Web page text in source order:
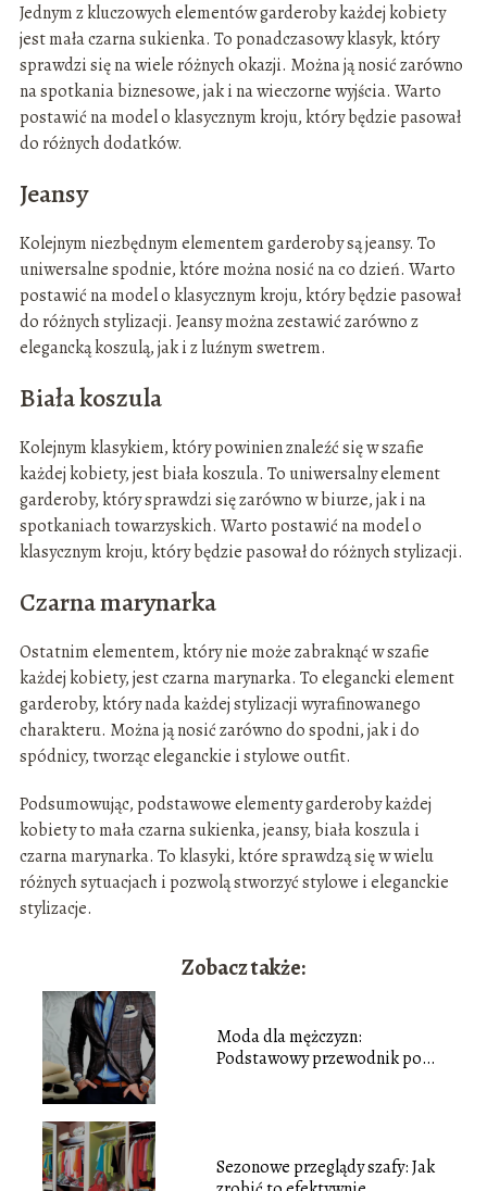
Jednym z kluczowych elementów garderoby każdej kobiety
jest mała czarna sukienka. To ponadczasowy klasyk, który
sprawdzi się na wiele różnych okazji. Można ją nosić zarówno
na spotkania biznesowe, jak i na wieczorne wyjścia. Warto
postawić na model o klasycznym kroju, który będzie pasował
do różnych dodatków.
Jeansy
Kolejnym niezbędnym elementem garderoby są jeansy. To
uniwersalne spodnie, które można nosić na co dzień. Warto
postawić na model o klasycznym kroju, który będzie pasował
do różnych stylizacji. Jeansy można zestawić zarówno z
elegancką koszulą, jak i z luźnym swetrem.
Biała koszula
Kolejnym klasykiem, który powinien znaleźć się w szafie
każdej kobiety, jest biała koszula. To uniwersalny element
garderoby, który sprawdzi się zarówno w biurze, jak i na
spotkaniach towarzyskich. Warto postawić na model o
klasycznym kroju, który będzie pasował do różnych stylizacji.
Czarna marynarka
Ostatnim elementem, który nie może zabraknąć w szafie
każdej kobiety, jest czarna marynarka. To elegancki element
garderoby, który nada każdej stylizacji wyrafinowanego
charakteru. Można ją nosić zarówno do spodni, jak i do
spódnicy, tworząc eleganckie i stylowe outfit.
Podsumowując, podstawowe elementy garderoby każdej
kobiety to mała czarna sukienka, jeansy, biała koszula i
czarna marynarka. To klasyki, które sprawdzą się w wielu
różnych sytuacjach i pozwolą stworzyć stylowe i eleganckie
stylizacje.
Zobacz także:
Moda dla mężczyzn:
Podstawowy przewodnik po
Sezonowe przeglądy szafy: Jak